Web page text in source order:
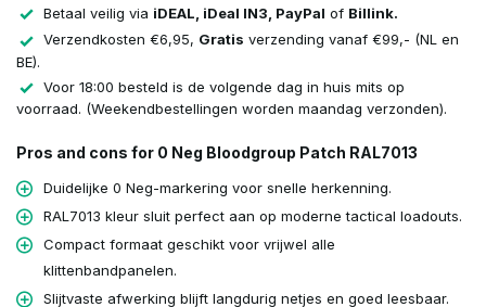
Betaal veilig via iDEAL, iDeal IN3, PayPal of Billink.
Verzendkosten €6,95, Gratis verzending vanaf €99,- (NL en
BE).
Voor 18:00 besteld is de volgende dag in huis mits op
voorraad. (Weekendbestellingen worden maandag verzonden).
Pros and cons for 0 Neg Bloodgroup Patch RAL7013
Duidelijke 0 Neg-markering voor snelle herkenning.
RAL7013 kleur sluit perfect aan op moderne tactical loadouts.
Compact formaat geschikt voor vrijwel alle
klittenbandpanelen.
Slijtvaste afwerking blijft langdurig netjes en goed leesbaar.